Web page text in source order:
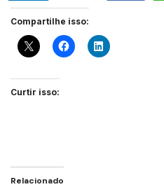
Compartilhe isso:
Curtir isso:
Relacionado